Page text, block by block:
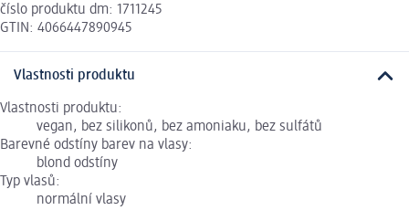
číslo produktu dm: 1711245
GTIN: 4066447890945
Vlastnosti produktu
Vlastnosti produktu:
vegan, bez silikonů, bez amoniaku, bez sulfátů
Barevné odstíny barev na vlasy:
blond odstíny
Typ vlasů:
normální vlasy